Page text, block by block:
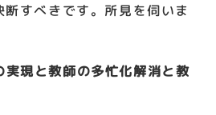
すべきです。所見を伺いま
実現と教師の多忙化解消と教